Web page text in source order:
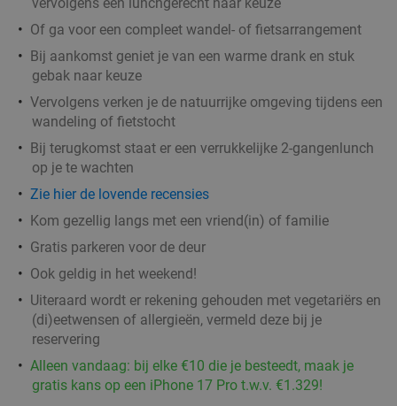
Of ga voor een compleet wandel- of fietsarrangement
Bij aankomst geniet je van een warme drank en stuk
gebak naar keuze
Vervolgens verken je de natuurrijke omgeving tijdens een
wandeling of fietstocht
Bij terugkomst staat er een verrukkelijke 2-gangenlunch
op je te wachten
Zie hier de lovende recensies
Kom gezellig langs met een vriend(in) of familie
Gratis parkeren voor de deur
Ook geldig in het weekend!
Uiteraard wordt er rekening gehouden met vegetariërs en
(di)eetwensen of allergieën, vermeld deze bij je
reservering
Alleen vandaag: bij elke €10 die je besteedt, maak je
gratis kans op een iPhone 17 Pro t.w.v. €1.329!